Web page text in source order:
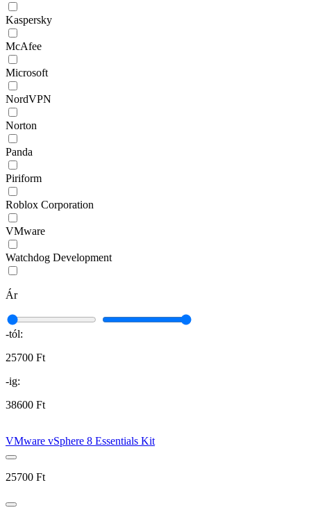
Kaspersky
McAfee
Microsoft
NordVPN
Norton
Panda
Piriform
Roblox Corporation
VMware
Watchdog Development
Ár
-tól:
25700 Ft
-ig:
38600 Ft
VMware vSphere 8 Essentials Kit
25700 Ft